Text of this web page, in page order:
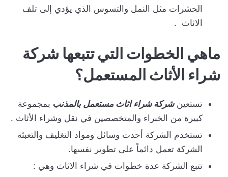
الحشرات مثل النمل والتسوس الذي يؤدي إلى تلف
الاثاث .
ماهي الخطوات التي تتبعها شركة
شراء الأثاث المستعمل؟
تستعينشركة شراء اثاث مستعمل بالمذنب بمجموعة
كبيرة من الخبراء والمتخصصين في نقل وشراء الأثاث .
تستخدم الشركة أحدث وسائل ومواد التغليف والتعبئة
الشركة تعمل دائماً على تطوير نفسها.
تتبع الشركة عدة خطوات في شراء الاثاث وهي :